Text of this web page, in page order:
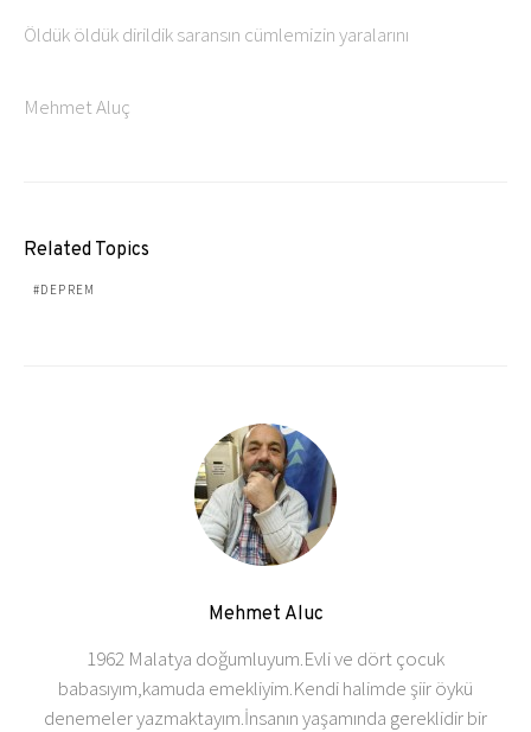
Öldük öldük dirildik saransın cümlemizin yaralarını
Mehmet Aluç
Related Topics
DEPREM
Mehmet Aluc
1962 Malatya doğumluyum.Evli ve dört çocuk
babasıyım,kamuda emekliyim.Kendi halimde şiir öykü
denemeler yazmaktayım.İnsanın yaşamında gereklidir bir